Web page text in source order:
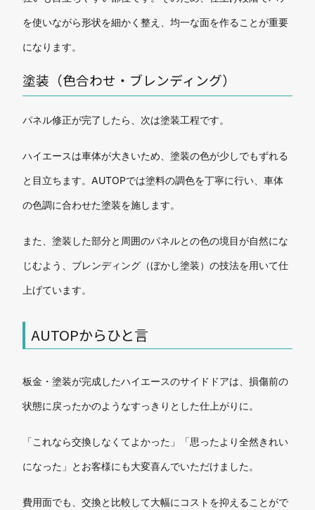
を使いながら形状を細かく整え、均一な面を作ることが重要
になります。
塗装（色合わせ・ブレンディング）
パネル修正が完了したら、次は塗装工程です。
ハイエースは車体が大きいため、塗装の色が少しでもずれる
と目立ちます。AUTOPでは塗料の調色を丁寧に行い、車体
の色調に合わせた塗装を施します。
また、塗装した部分と周囲のパネルとの色の境目が自然にな
じむよう、ブレンディング（ぼかし塗装）の技法を用いて仕
上げています。
AUTOPからひと言
板金・塗装が完成したハイエースのサイドドアは、損傷前の
状態に戻ったかのようなすっきりとした仕上がりに。
「これなら交換しなくてよかった」「思ったより全然きれい
になった」とお客様にも大変喜んでいただけました。
費用面でも、交換と比較して大幅にコストを抑えることがで